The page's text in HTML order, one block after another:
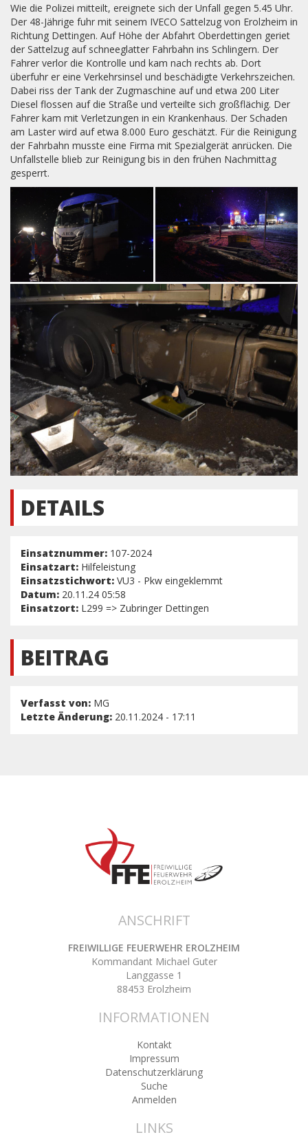
Wie die Polizei mitteilt, ereignete sich der Unfall gegen 5.45 Uhr.
Der 48-Jährige fuhr mit seinem IVECO Sattelzug von Erolzheim in
Richtung Dettingen. Auf Höhe der Abfahrt Oberdettingen geriet
der Sattelzug auf schneeglatter Fahrbahn ins Schlingern. Der
Fahrer verlor die Kontrolle und kam nach rechts ab. Dort
überfuhr er eine Verkehrsinsel und beschädigte Verkehrszeichen.
Dabei riss der Tank der Zugmaschine auf und etwa 200 Liter
Diesel flossen auf die Straße und verteilte sich großflächig. Der
Fahrer kam mit Verletzungen in ein Krankenhaus. Der Schaden
am Laster wird auf etwa 8.000 Euro geschätzt. Für die Reinigung
der Fahrbahn musste eine Firma mit Spezialgerät anrücken. Die
Unfallstelle blieb zur Reinigung bis in den frühen Nachmittag
gesperrt.
DETAILS
Einsatznummer: 107-2024
Einsatzart: Hilfeleistung
Einsatzstichwort: VU3 - Pkw eingeklemmt
Datum: 20.11.24 05:58
Einsatzort: L299 => Zubringer Dettingen
BEITRAG
Verfasst von: MG
Letzte Änderung: 20.11.2024 - 17:11
ANSCHRIFT
FREIWILLIGE FEUERWEHR EROLZHEIM
Kommandant Michael Guter
Langgasse 1
88453 Erolzheim
INFORMATIONEN
Kontakt
Impressum
Datenschutzerklärung
Suche
Anmelden
LINKS